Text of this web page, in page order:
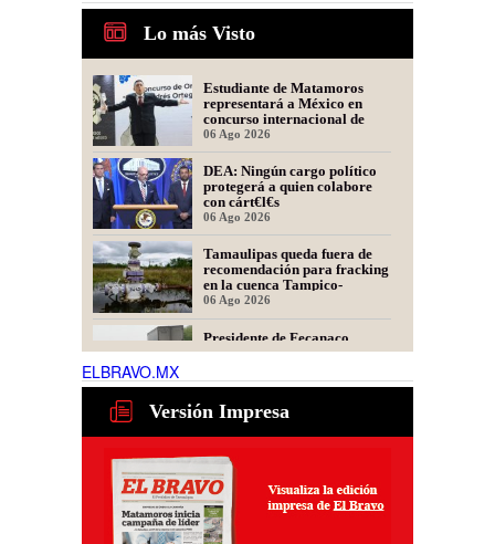
Lo más Visto
Estudiante de Matamoros
representará a México en
concurso internacional de
oratoria en Perú
06 Ago 2026
DEA: Ningún cargo político
protegerá a quien colabore
con cárt€l€s
06 Ago 2026
Tamaulipas queda fuera de
recomendación para fracking
en la cuenca Tampico-
Misantla, informa comité
científico
06 Ago 2026
Presidente de Fecanaco
cuestiona retenes en
afirma que generan molestias
06 Ago 2026
Habrá auge laboral para
operadores de maquinaria
03 Ago 2026
ELBRAVO.MX
Versión Impresa